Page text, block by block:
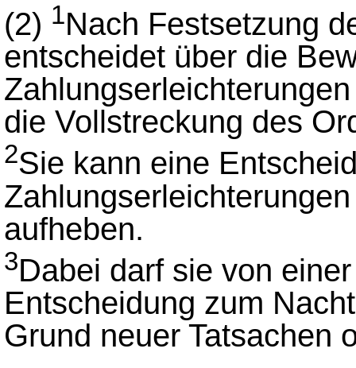
(2) 1Nach Festsetzung
entscheidet über die
die Vollstreckung des
2Sie kann eine
aufheben.
3Dabei darf sie von
Entscheidung zum
Grund neuer Tatsachen